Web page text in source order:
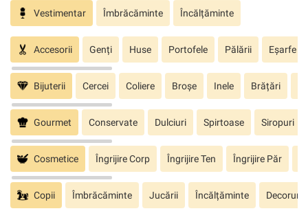
Vestimentar Îmbrăcăminte Încălțăminte
Accesorii Genți Huse Portofele Pălării Eșarfe
Bijuterii Cercei Coliere Broșe Inele Brățări
Gourmet Conservate Dulciuri Spirtoase Siropuri
Cosmetice Îngrijire Corp Îngrijire Ten Îngrijire Păr
Copii Îmbrăcăminte Jucării Încălțăminte Decoruri